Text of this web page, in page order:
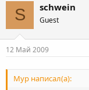
S schwein
Guest
12 Май 2009
Мур написал(а):